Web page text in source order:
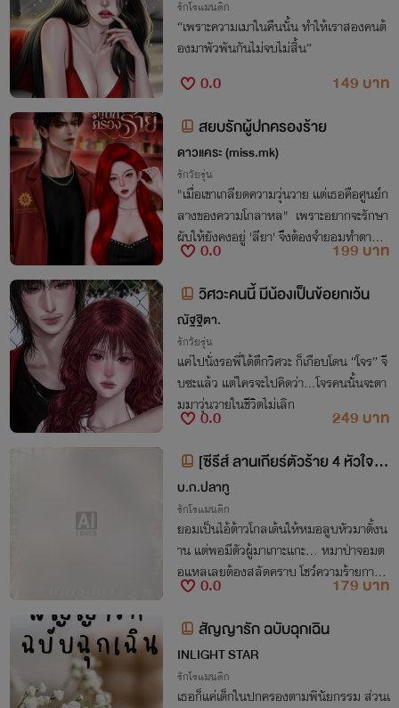
รักโรแมนติก
“เพราะความเมาในคืนนั้น ทำให้เราสองคนต้
องมาพัวพันกันไม่จบไม่สิ้น”
0.0
149 บาท
สยบรักผู้ปกครองร้าย
ดาวแคระ (miss.mk)
รักวัยรุ่น
"เมื่อเขาเกลียดความวุ่นวาย แต่เธอคือศูนย์ก
ลางของความโกลาหล" เพราะอยากจะรักษา
ผับให้ยังคงอยู่ 'ลียา' จึงต้องจำยอมทำตามผู้
ปกครองสุดร้าย ทั้งที่คนอย่าง 'ฟิลิกซ์' ควรจ
ะเป็นคนสุดท้ายบนโลกที่เธอคิดจะเคารพ
0.0
199 บาท
วิศวะคนนี้ มีน้องเป็นข้อยกเว้น
ณัฐฐิตา.
รักวัยรุ่น
แค่ไปนั่งรอพี่ใต้ตึกวิศวะ ก็เกือบโดน “โจร” จี
บซะแล้ว แต่ใครจะไปคิดว่า…โจรคนนั้นจะตา
มมาวุ่นวายในชีวิตไม่เลิก
0.0
249 บาท
[ซีรีส์ ลานเกียร์ตัวร้าย 4 หัวใจนา
ยวิศวะ] เกียร์สีขาวกับกาวน์คุณหมอ
หมา
บ.ก.ปลาทู
รักโรแมนติก
ยอมเป็นไอ้ต้าวโกลเด้นให้หมอลูบหัวมาตั้งน
าน แต่พอมีตัวผู้มาเกาะแกะ... หมาป่าจอมต
อแหลเลยต้องสลัดคราบ โชว์ความร้ายกาจจั
บรุ่นพี่กินเรียบไม่ให้เหลือซาก!
0.0
179 บาท
สัญญารัก ฉบับฉุกเฉิน
INLIGHT STAR
รักโรแมนติก
เธอก็แค่เด็กในปกครองตามพินัยกรรม ส่วนเ